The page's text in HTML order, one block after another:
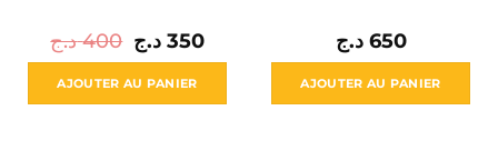
400 د.ج
Le
prix
initial
était :
350 د.ج
Le
prix
actuel
AJOUTER AU PANIER
650 د.ج
AJOUTER AU PANIER